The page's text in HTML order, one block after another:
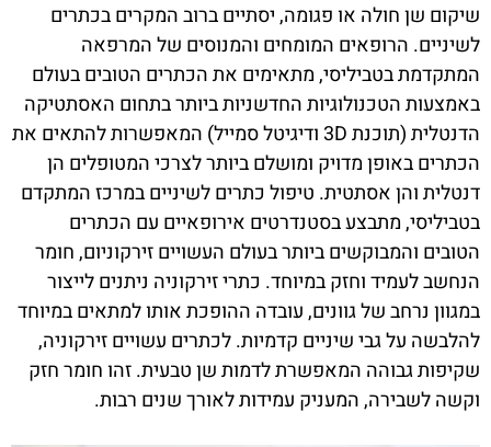
שיקום שן חולה או פגומה, יסתיים ברוב המקרים בכתרים
לשיניים. הרופאים המומחים והמנוסים של המרפאה
המתקדמת בטביליסי, מתאימים את הכתרים הטובים בעולם
באמצעות הטכנולוגיות החדשניות ביותר בתחום האסתטיקה
הדנטלית (תוכנת 3D ודיגיטל סמייל) המאפשרות להתאים את
הכתרים באופן מדויק ומושלם ביותר לצרכי המטופלים הן
דנטלית והן אסתטית. טיפול כתרים לשיניים במרכז המתקדם
בטביליסי, מתבצע בסטנדרטים אירופאיים עם הכתרים
הטובים והמבוקשים ביותר בעולם העשויים זירקוניום, חומר
הנחשב לעמיד וחזק במיוחד. כתרי זירקוניה ניתנים לייצור
במגוון נרחב של גוונים, עובדה ההופכת אותו למתאים במיוחד
להלבשה על גבי שיניים קדמיות. לכתרים עשויים זירקוניה,
שקיפות גבוהה המאפשרת לדמות שן טבעית. זהו חומר חזק
וקשה לשבירה, המעניק עמידות לאורך שנים רבות.